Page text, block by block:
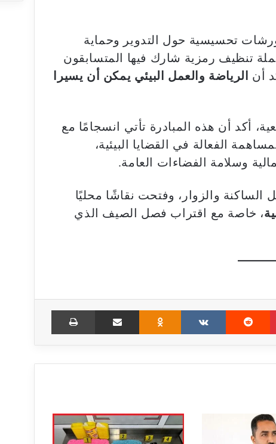
تحسيسية حول التدوير وحماية
حملة تنظيف رمزية شارك فيها المتسابقون
أن
الرياضة والعمل البيئي يمكن أن يسيرا
أكد أن هذه المبادرة تأتي انسجامًا مع
الفعالة في القضايا البيئية،
وسلامة الفضاءات العامة.
الساكنة والزوار، وفتحت نقاشًا محليًا
، خاصة مع اقتراب فصل الصيف الذي
Pinterest
Reddit
VKontakte
Odnoklassniki
Share via Email
Print